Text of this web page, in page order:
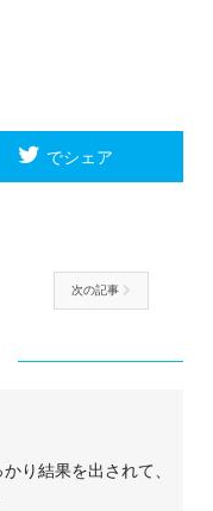
でシェア
次の記事
り結果を出されて、